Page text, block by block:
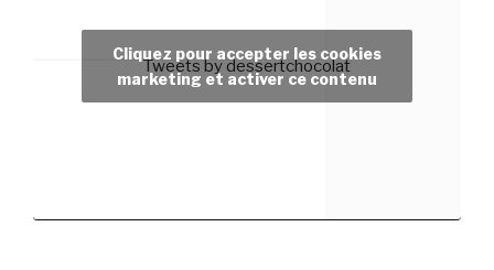
Tweets by dessertchocolat
Cliquez pour accepter les cookies
marketing et activer ce contenu